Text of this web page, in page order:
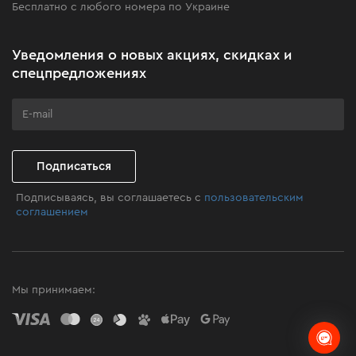
Клуб мастерства
Бесплатно с любого номера по Украине
Уведомления о новых акциях, скидках и
спецпредложениях
Подписаться
Подписываясь, вы соглашаетесь с пользовательским
соглашением
Мы принимаем: